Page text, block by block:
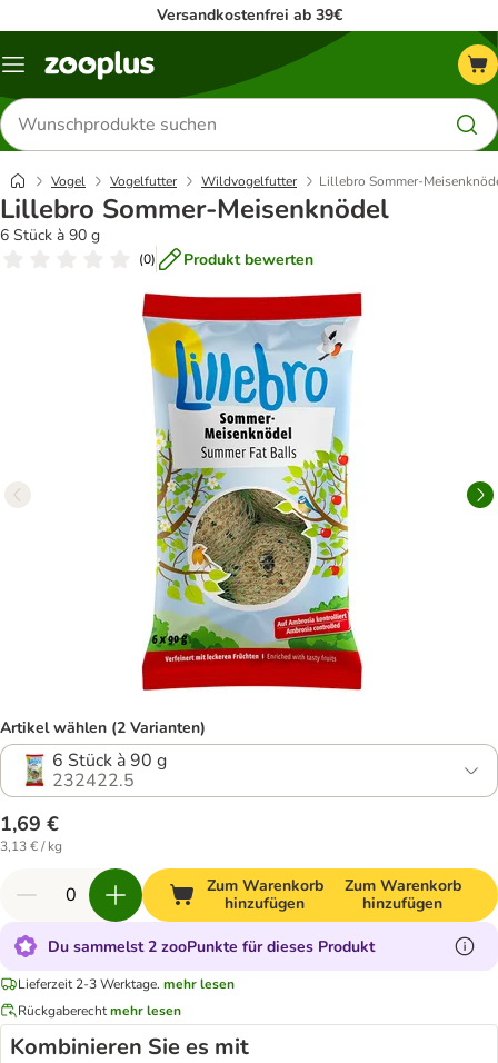
Versandkostenfrei ab 39€
Menü
Produkte
suchen
Vogel Vogelfutter Wildvogelfutter Lillebro Sommer-
Lillebro Sommer-Meisenknödel
6 Stück à 90 g
(0) Produkt bewerten
Artikel wählen (2 Varianten)
6 Stück à 90 g
232422.5
1,69 €
3,13 € / kg
Zum Warenkorb
hinzufügen
Zum Warenkorb
hinzufügen
Du sammelst 2 zooPunkte für dieses Produkt
Lieferzeit 2-3 Werktage. mehr lesen
Rückgaberechtmehr lesen
Kombinieren Sie es mit